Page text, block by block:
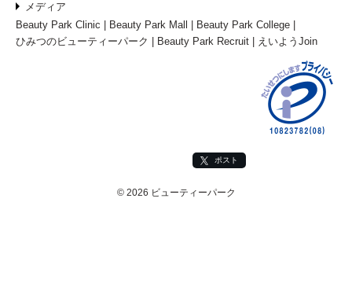
メディア
Beauty Park Clinic
Beauty Park Mall
Beauty Park College
ひみつのビューティーパーク
Beauty Park Recruit えいようJoin
ポスト
© 2026 ビューティーパーク